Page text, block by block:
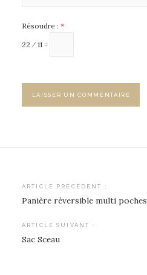
Résoudre : *
22 ⁄ 11 =
Navigation
de
l’article
ARTICLE PRÉCÉDENT :
Panière réversible multi poches
ARTICLE SUIVANT :
Sac Sceau